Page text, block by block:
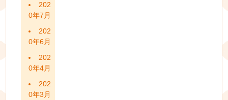
202
0年7月
202
0年6月
202
0年4月
202
0年3月